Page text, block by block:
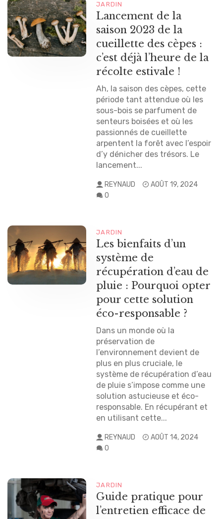
JARDIN
Lancement de la
saison 2023 de la
cueillette des cèpes :
c’est déjà l’heure de la
récolte estivale !
Ah, la saison des cèpes, cette
période tant attendue où les
sous-bois se parfument de
senteurs boisées et où les
passionnés de cueillette
arpentent la forêt avec l’espoir
d’y dénicher des trésors. Le
lancement...
REYNAUD
AOÛT 19, 2024
0
JARDIN
Les bienfaits d’un
système de
récupération d’eau de
pluie : Pourquoi opter
pour cette solution
éco-responsable ?
Dans un monde où la
préservation de
l’environnement devient de
plus en plus cruciale, le
système de récupération d’eau
de pluie s’impose comme une
solution astucieuse et éco-
responsable. En récupérant et
en utilisant cette...
REYNAUD
AOÛT 14, 2024
0
JARDIN
Guide pratique pour
l’entretien efficace de